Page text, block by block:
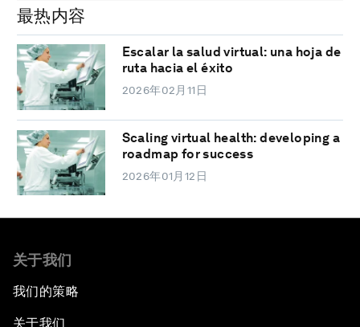
最热内容
Escalar la salud virtual: una hoja de
ruta hacia el éxito
2026年02月11日
Scaling virtual health: developing a
roadmap for success
2026年01月12日
关于我们
我们的策略
关于我们